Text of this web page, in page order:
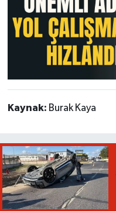
Kaynak: Burak Kaya